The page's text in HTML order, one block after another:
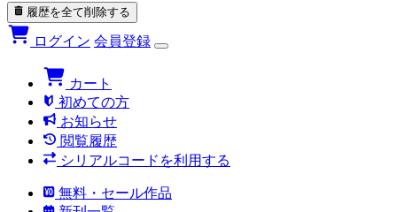
履歴を全て削除する
ログイン 会員登録
カート
初めての方
お知らせ
閲覧履歴
シリアルコードを利用する
無料・セール作品